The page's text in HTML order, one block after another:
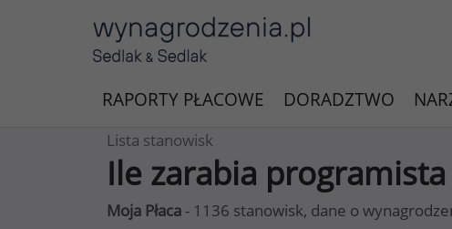
RAPORTY PŁACOWE DORADZTWO
Lista stanowisk
Ile zarabia programista
Moja Płaca - 1136 stanowisk, dane o